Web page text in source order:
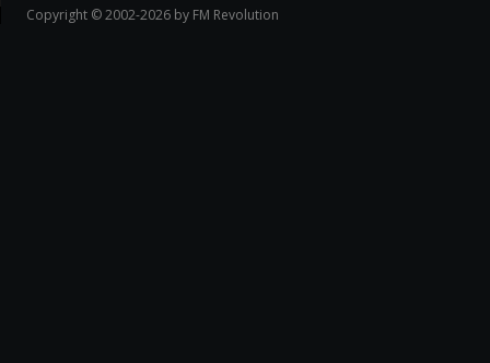
Copyright © 2002-2026 by FM Revolution